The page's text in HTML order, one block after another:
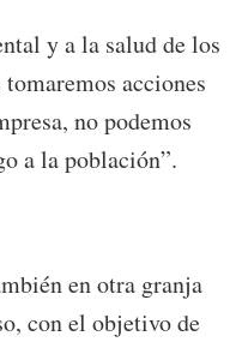
y a la salud de los
acciones
no podemos
a la población”.
en otra granja
con el objetivo de